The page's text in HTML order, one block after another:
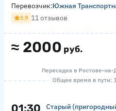
≈ 2000 руб.
Перевозчик:Южная
3.9 11 отзывов
Пересадка в Ростове-на-
Общее время в пути:
01:30 Старый